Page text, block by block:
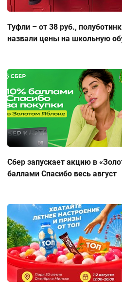
Туфли – от 38 руб.,
назвали цены на школьную
Сбер запускает акцию в
баллами Спасибо весь август